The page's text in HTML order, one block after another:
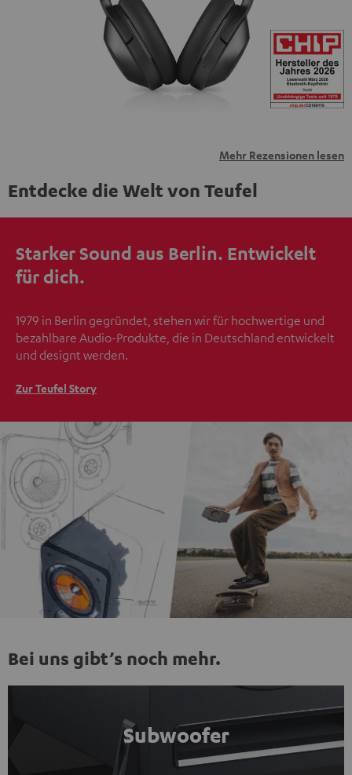
übermittelt werden.
Weitere Informationen sind in der
Datenschutzerklärung unter I zu finden.
Mehr Rezensionen lesen
Entdecke die Welt von Teufel
Starker Sound aus Berlin. Entwickelt
für dich.
1979 in Berlin gegründet, stehen wir für hochwertige und
bezahlbare Audio-Produkte, die in Deutschland entwickelt
und designt werden.
Zur Teufel Story
Bei uns gibt’s noch mehr.
Subwoofer